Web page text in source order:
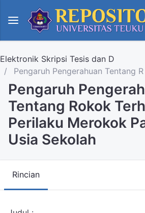
Elektronik Skripsi Tesis dan D
Pengaruh Pengerahuan Tentang R
Pengaruh
Tentang Rokok
Perilaku Merokok
Usia Sekolah
Rincian